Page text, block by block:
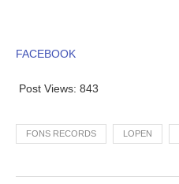
FACEBOOK
Post Views: 843
FONS RECORDS LOPEN